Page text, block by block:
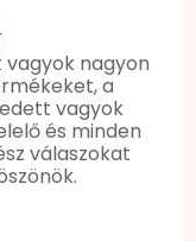
nagyon
a
vagyok
és minden
válaszokat